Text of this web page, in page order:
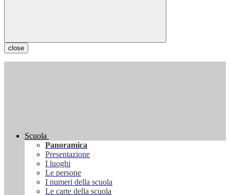
close
Scuola
Panoramica
Presentazione
I luoghi
Le persone
I numeri della scuola
Le carte della scuola